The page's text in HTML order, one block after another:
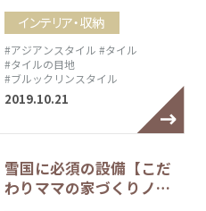
インテリア・収納
#アジアンスタイル #タイル
#タイルの目地
#ブルックリンスタイル
2019.10.21
雪国に必須の設備【こだ
わりママの家づくりノ…